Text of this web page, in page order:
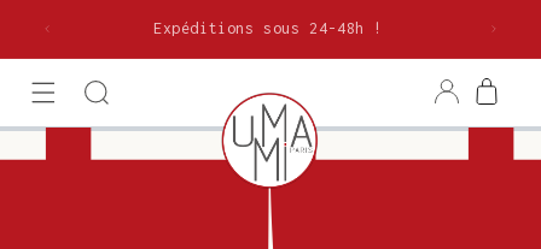
passer
Expéditions sous 24-48h !
ConnexionPanier